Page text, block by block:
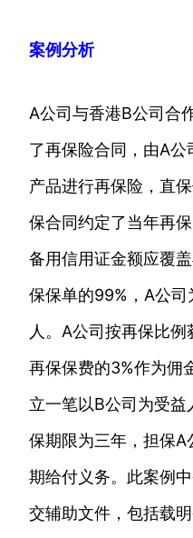
案例分析
A公司与香港B公司合
了再保险合同，由A
产品进行再保险，直
保合同约定了当年再
备用信用证金额应覆
保保单的99%，A公
人。A公司按再保比
再保保费的3%作为佣
立一笔以B公司为受
保期限为三年，担保
期给付义务。此案例
交辅助文件，包括载